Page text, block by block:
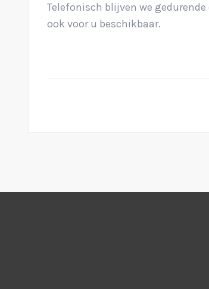
Telefonisch blijven we
ook voor u beschikbaar.